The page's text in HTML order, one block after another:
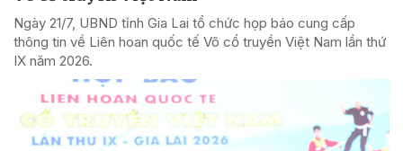
Ngày 21/7, UBND tỉnh Gia Lai tổ chức họp báo cung cấp
thông tin về Liên hoan quốc tế Võ cổ truyền Việt Nam lần thứ
IX năm 2026.